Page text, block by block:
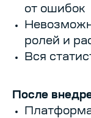
от ошибок
ролей и
Вся
После